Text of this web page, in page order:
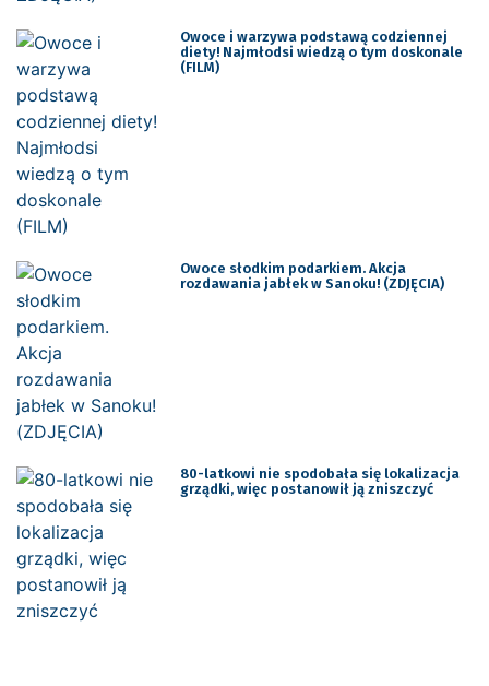
Owoce i warzywa podstawą codziennej
diety! Najmłodsi wiedzą o tym doskonale
(FILM)
Owoce słodkim podarkiem. Akcja
rozdawania jabłek w Sanoku! (ZDJĘCIA)
80-latkowi nie spodobała się lokalizacja
grządki, więc postanowił ją zniszczyć